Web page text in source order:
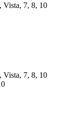
Vista, 7, 8, 10
Vista, 7, 8, 10